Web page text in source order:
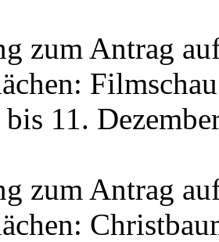
zum Antrag
bis 11.
zum Antrag